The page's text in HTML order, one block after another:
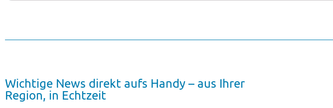
Wichtige News direkt aufs Handy – aus Ihrer
Region, in Echtzeit